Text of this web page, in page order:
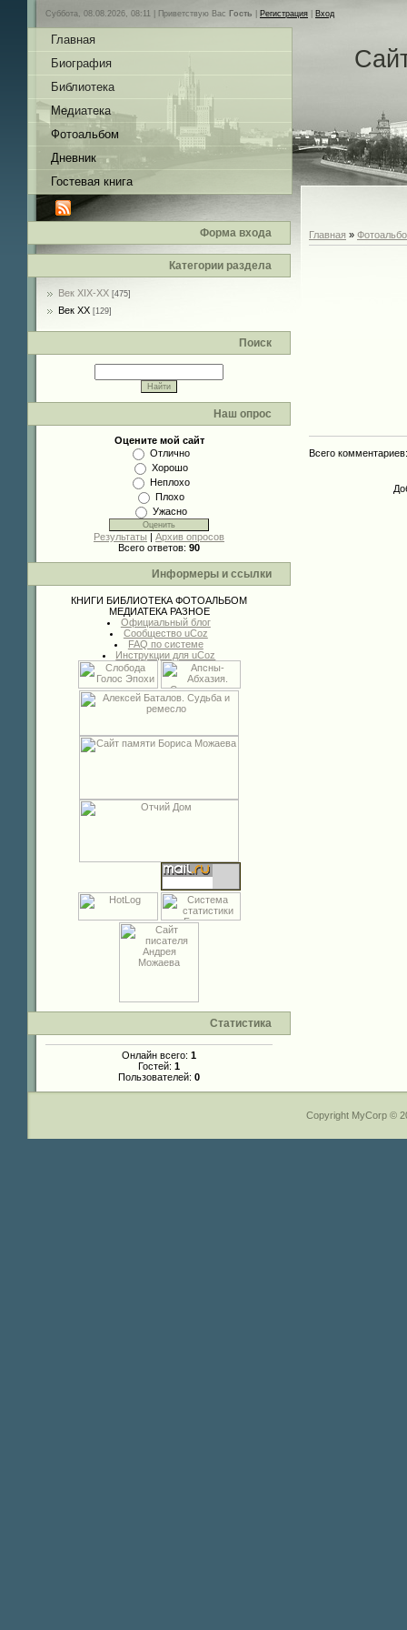
Суббота, 08.08.2026, 08:11 | Приветствую Вас Гость Регистрация Вход
Главная
Биография
Библиотека
Медиатека
Фотоальбом
Дневник
Гостевая книга
Форма входа
Категории раздела
Век XIX-ХХ [475]
Век ХХ [129]
Поиск
Наш опрос
Оцените мой сайт
Отлично
Хорошо
Неплохо
Плохо
Ужасно
Результаты | Архив опросов
Всего ответов: 90
Информеры и ссылки
КНИГИ БИБЛИОТЕКА ФОТОАЛЬБОМ
МЕДИАТЕКА РАЗНОЕ
Официальный блог
Сообщество uCoz
FAQ по системе
Инструкции для uCoz
Статистика
Онлайн всего: 1
Гостей: 1
Пользователей: 0
Главная »
Всего комментариев
Copyright MyCorp ©